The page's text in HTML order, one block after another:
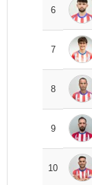
6
7
8
9
10